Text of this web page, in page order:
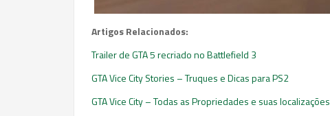
Artigos Relacionados:
Trailer de GTA 5 recriado no Battlefield 3
GTA Vice City Stories – Truques e Dicas para PS2
GTA Vice City – Todas as Propriedades e suas localizações